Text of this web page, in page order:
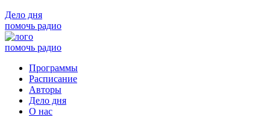
Дело дня
помочь радио
помочь радио
Программы
Расписание
Авторы
Дело дня
О нас